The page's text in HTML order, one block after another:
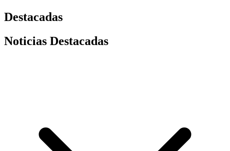
Destacadas
Noticias Destacadas